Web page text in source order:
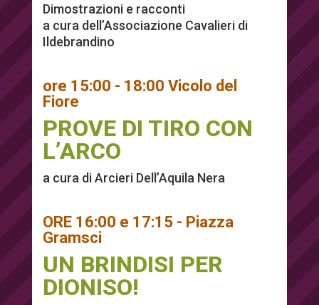
Dimostrazioni e racconti
a cura dell’Associazione Cavalieri di
Ildebrandino
ore 15:00 - 18:00 Vicolo del
Fiore
PROVE DI TIRO CON
L’ARCO
a cura di Arcieri Dell’Aquila Nera
ORE 16:00 e 17:15 - Piazza
Gramsci
UN BRINDISI PER
DIONISO!